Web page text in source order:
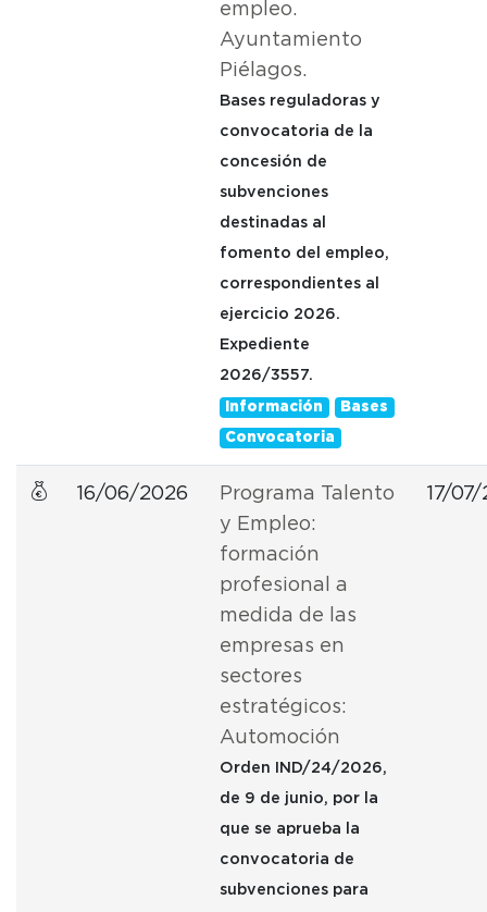
empleo.
Ayuntamiento
Piélagos.
Bases reguladoras y
convocatoria de la
concesión de
subvenciones
destinadas al
fomento del empleo,
correspondientes al
ejercicio 2026.
Expediente
2026/3557.
Información Bases
Convocatoria
16/06/2026
Programa Talento
y Empleo:
formación
profesional a
medida de las
empresas en
sectores
estratégicos:
Automoción
Orden IND/24/2026,
de 9 de junio, por la
que se aprueba la
convocatoria de
subvenciones para
17/